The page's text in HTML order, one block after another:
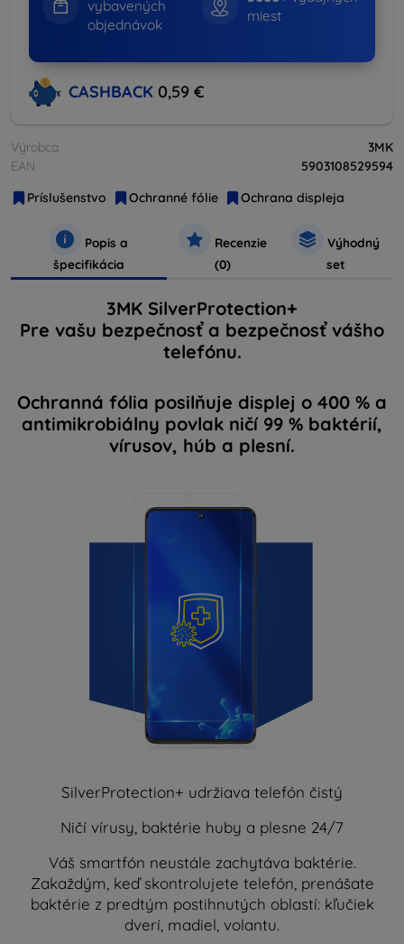
vybavených
objednávok
miest
CASHBACK 0,59 €
Výrobca
3MK
EAN
5903108529594
Príslušenstvo
Ochranné fólie Ochrana displeja
Popis a
špecifikácia
Recenzie
(0)
Výhodný
set
3MK SilverProtection+
Pre vašu bezpečnosť a bezpečnosť vášho
telefónu.
Ochranná fólia posilňuje displej o 400 % a
antimikrobiálny povlak ničí 99 % baktérií,
vírusov, húb a plesní.
SilverProtection+ udržiava telefón čistý
Ničí vírusy, baktérie huby a plesne 24/7
Váš smartfón neustále zachytáva baktérie.
Zakaždým, keď skontrolujete telefón, prenášate
baktérie z predtým postihnutých oblastí: kľučiek
dverí, madiel, volantu.